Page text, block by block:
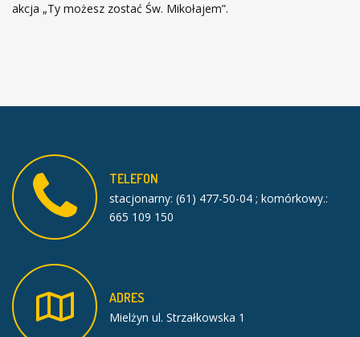
akcja „Ty możesz zostać Św. Mikołajem”.
TELEFON
stacjonarny: (61) 477-50-04 ; komórkowy.:
665 109 150
ADRES
Mielżyn ul. Strzałkowska 1